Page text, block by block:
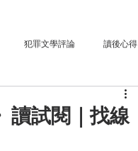
犯罪文學評論 讀後心得
讀試閱｜找線